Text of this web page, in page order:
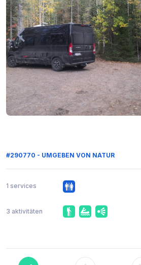
#290770 - UMGEBEN VON NATUR
1 services
3 aktivitäten